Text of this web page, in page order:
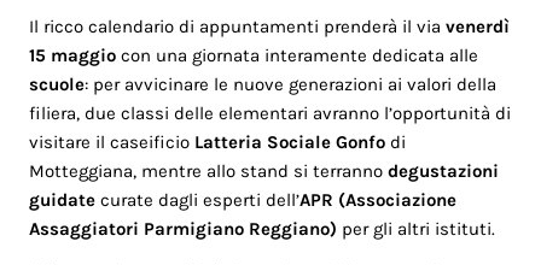
Il ricco calendario di appuntamenti prenderà il viavenerdì
15 maggio con una giornata interamente dedicata alle
scuole: per avvicinare le nuove generazioni ai valori della
filiera, due classi delle elementari avranno l’opportunità di
visitare il caseificio Latteria Sociale Gonfo di
Motteggiana, mentre allo stand si terrannodegustazioni
guidate curate dagli esperti dell’APR (Associazione
Assaggiatori Parmigiano Reggiano) per gli altri istituti.